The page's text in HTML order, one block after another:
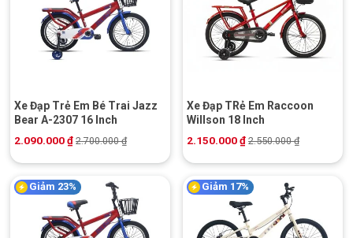
Xe Đạp Trẻ Em Bé Trai Jazz
Bear A-2307 16 Inch
2.090.000₫ 2.700.000₫
Xe Đạp TRẻ Em Raccoon
Willson 18 Inch
2.150.000₫ 2.550.000₫
Giảm 23% Giảm 17%